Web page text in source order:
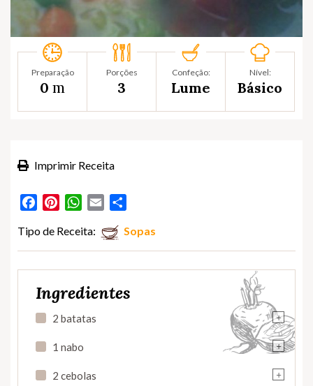
Preparação
0 m
Porções
3
Confeção:
Lume
Nível:
Básico
Imprimir Receita
FacebookPinterestWhatsApp
Email
Tipo de Receita: Sopas
Ingredientes
+
2 batatas
+
1 nabo
+
2 cebolas